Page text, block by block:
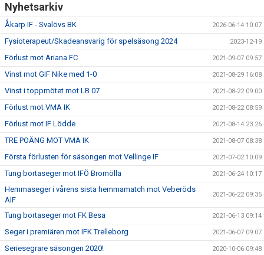
Nyhetsarkiv
Åkarp IF - Svalövs BK 2026-06-14 10:07
Fysioterapeut/Skadeansvarig för spelsäsong 2024 2023-12-19
Förlust mot Ariana FC 2021-09-07 09:57
Vinst mot GIF Nike med 1-0 2021-08-29 16:08
Vinst i toppmötet mot LB 07 2021-08-22 09:00
Förlust mot VMA IK 2021-08-22 08:59
Förlust mot IF Lödde 2021-08-14 23:26
TRE POÄNG MOT VMA IK 2021-08-07 08:38
Första förlusten för säsongen mot Vellinge IF 2021-07-02 10:09
Tung bortaseger mot IFÖ Bromölla 2021-06-24 10:17
Hemmaseger i vårens sista hemmamatch mot Veberöds
AIF
2021-06-22 09:35
Tung bortaseger mot FK Besa 2021-06-13 09:14
Seger i premiären mot IFK Trelleborg 2021-06-07 09:07
Seriesegrare säsongen 2020! 2020-10-06 09:48